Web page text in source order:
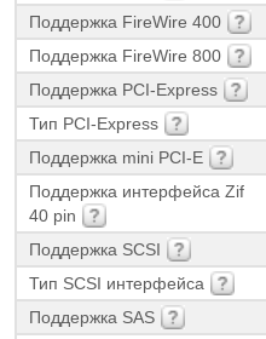
Поддержка FireWire 400
Поддержка FireWire 800
Поддержка PCI-Express
Тип PCI-Express
Поддержка mini PCI-E
Поддержка интерфейса Zif
40 pin
Поддержка SCSI
Тип SCSI интерфейса
Поддержка SAS